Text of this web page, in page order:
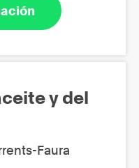
y del
Faura